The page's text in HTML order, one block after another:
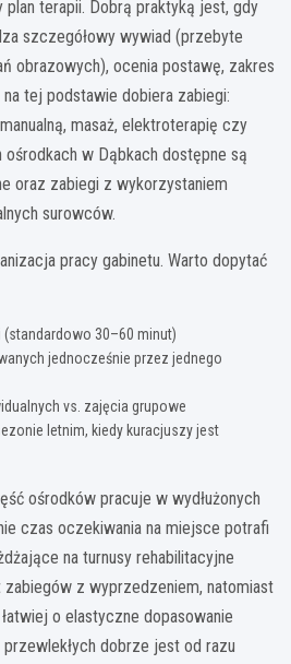
terapii. Dobrą praktyką jest, gdy
szczegółowy wywiad (przebyte
obrazowych), ocenia postawę, zakres
na tej podstawie dobiera zabiegi:
masaż, elektroterapię czy
w Dąbkach dostępne są
oraz zabiegi z wykorzystaniem
surowców.
pracy gabinetu. Warto dopytać
30–60 minut)
jednocześnie przez jednego
vs. zajęcia grupowe
letnim, kiedy kuracjuszy jest
ośrodków pracuje w wydłużonych
czas oczekiwania na miejsce potrafi
na turnusy rehabilitacyjne
z wyprzedzeniem, natomiast
o elastyczne dopasowanie
dobrze jest od razu